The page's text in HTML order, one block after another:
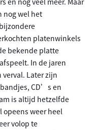
nog wel het
platenwinkels
bekende platte
In de jaren
Later zijn
CD’s en
is altijd hetzelfde
opeens weer heel
volop te